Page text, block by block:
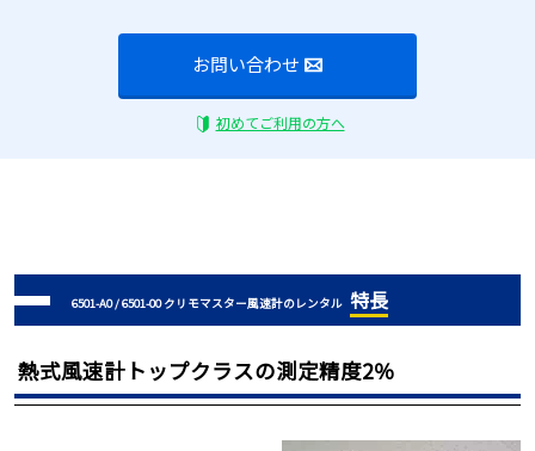
お問い合わせ
初めてご利用の方へ
6501-A0 / 6501-00 クリモマスター風速計のレンタル 特長
熱式風速計トップクラスの測定精度2％